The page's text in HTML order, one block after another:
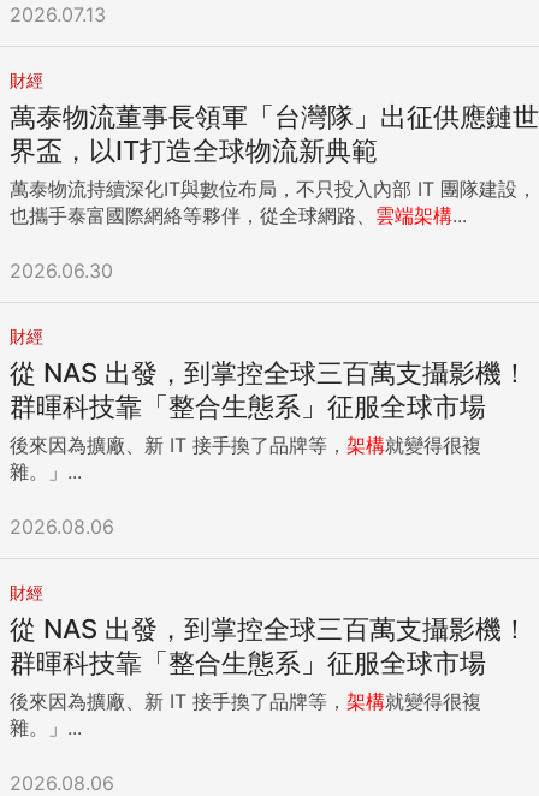
2026.07.13
財經
萬泰物流董事長領軍「台灣隊」出征供應鏈世
界盃，以IT打造全球物流新典範
萬泰物流持續深化IT與數位布局，不只投入內部 IT 團隊建設，
也攜手泰富國際網絡等夥伴，從全球網路、 雲端架構...
2026.06.30
財經
從 NAS 出發，到掌控全球三百萬支攝影機！
群暉科技靠「整合生態系」征服全球市場
後來因為擴廠、新 IT 接手換了品牌等， 架構就變得很複
雜。」...
2026.08.06
財經
從 NAS 出發，到掌控全球三百萬支攝影機！
群暉科技靠「整合生態系」征服全球市場
後來因為擴廠、新 IT 接手換了品牌等， 架構就變得很複
雜。」...
2026.08.06